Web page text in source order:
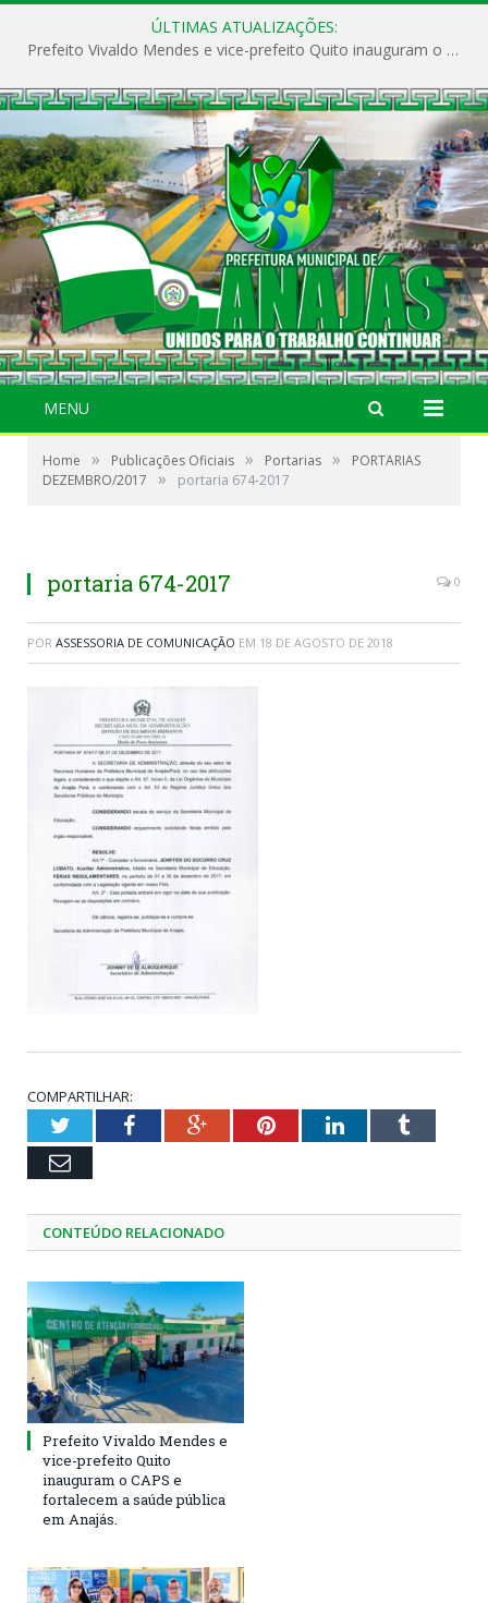
ÚLTIMAS ATUALIZAÇÕES:
Prefeito Vivaldo Mendes e vice-prefeito Quito inauguram o CAPS e fortalecem a saúde pública em Anajás.
MENU
Home » Publicações Oficiais » Portarias »
PORTARIAS
DEZEMBRO/2017
» portaria 674-2017
portaria 674-2017 0
POR ASSESSORIA DE COMUNICAÇÃO EM 18 DE AGOSTO DE 2018
COMPARTILHAR:
TwitterFacebookGoogle+PinterestLinkedInTumblr
Email
CONTEÚDO RELACIONADO
Prefeito Vivaldo Mendes e
vice-prefeito Quito
inauguram o CAPS e
fortalecem a saúde pública
em Anajás.